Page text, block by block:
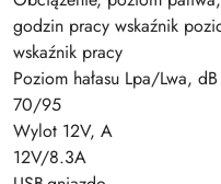
godzin pracy wskaźnik
wskaźnik pracy
Poziom hałasu Lpa/Lwa, dB
70/95
Wylot 12V, A
12V/8.3A